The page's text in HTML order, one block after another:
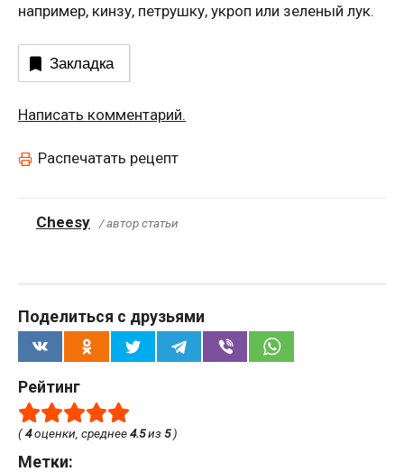
например, кинзу, петрушку, укроп или зеленый лук.
Закладка
Написать комментарий.
Распечатать рецепт
Cheesy / автор статьи
Поделиться с друзьями
Рейтинг
(4оценки, среднее4.5из 5)
Метки: